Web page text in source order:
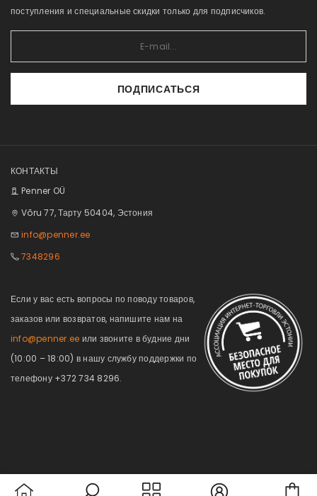
Список желаний
поступления и специальные скидки только для подписчиков.
ПОДПИСАТЬСЯ
КОНТАКТЫ
Penner OÜ
Võru 77, Тарту 50404, Эстония
info@penner.ee
7348296
Если у вас есть вопросы по поводу товаров,
заказов или возвратов, напишите нам на
info@penner.ee или звоните в будние дни
(10:00 – 18:00) в нашу службу поддержки по
телефону +372 734 8296.